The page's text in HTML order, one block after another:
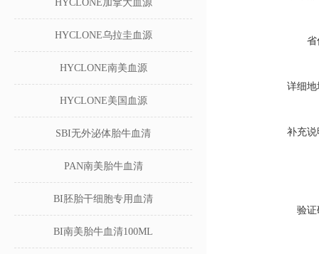
HYCLONE加拿大血源
HYCLONE乌拉圭血源
HYCLONE南美血源
HYCLONE美国血源
SBI无外泌体胎牛血清
PAN南美胎牛血清
BI胚胎干细胞专用血清
BI南美胎牛血清100ML
省
详细地
补充说
验证